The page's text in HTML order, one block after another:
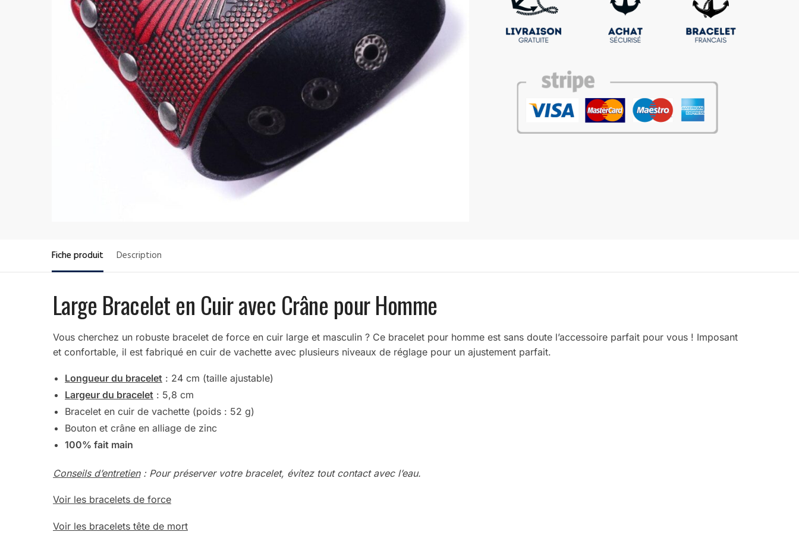
Fiche produit Description
Large Bracelet en Cuir avec Crâne pour Homme
Vous cherchez un robuste bracelet de force en cuir large et masculin ? Ce bracelet pour homme est sans doute l’accessoire parfait pour vous ! Imposant
et confortable, il est fabriqué en cuir de vachette avec plusieurs niveaux de réglage pour un ajustement parfait.
Longueur du bracelet: 24 cm (taille ajustable)
Largeur du bracelet: 5,8 cm
Bracelet en cuir de vachette (poids : 52 g)
Bouton et crâne en alliage de zinc
100% fait main
Conseils d’entretien: Pour préserver votre bracelet, évitez tout contact avec l’eau.
Voir les bracelets de force
Voir les bracelets tête de mort